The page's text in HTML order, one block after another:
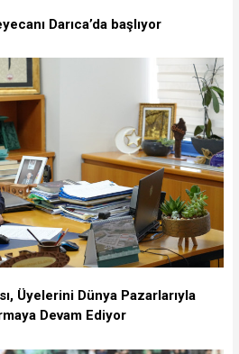
Darıca’da başlıyor
Üyelerini Dünya Pazarlarıyla
Devam Ediyor